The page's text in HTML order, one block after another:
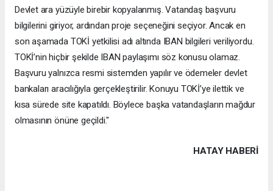
Devlet ara yüzüyle birebir kopyalanmış. Vatandaş başvuru
bilgilerini giriyor, ardından proje seçeneğini seçiyor. Ancak en
son aşamada TOKİ yetkilisi adı altında IBAN bilgileri veriliyordu.
TOKİ’nin hiçbir şekilde IBAN paylaşımı söz konusu olamaz.
Başvuru yalnızca resmi sistemden yapılır ve ödemeler devlet
bankaları aracılığıyla gerçekleştirilir. Konuyu TOKİ’ye ilettik ve
kısa sürede site kapatıldı. Böylece başka vatandaşların mağdur
olmasının önüne geçildi."
HATAY HABERİ